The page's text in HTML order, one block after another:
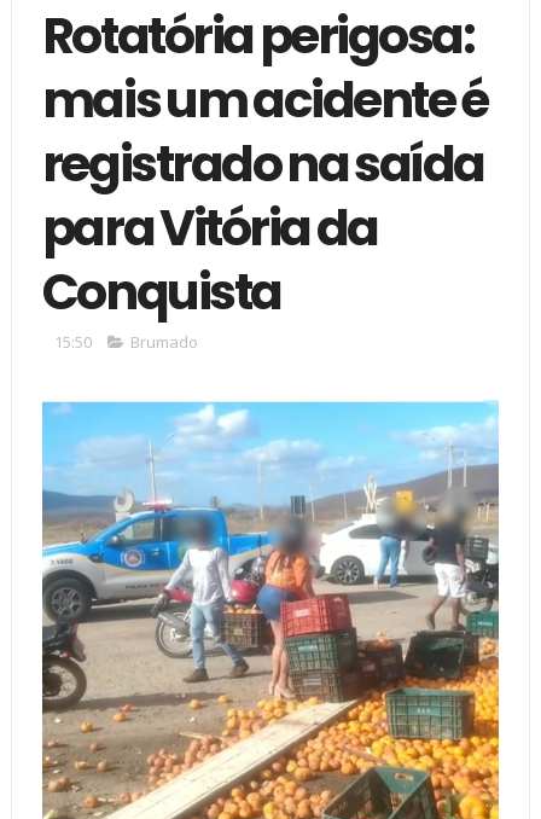
Rotatória perigosa:
mais um acidente é
registrado na saída
para Vitória da
Conquista
15:50 Brumado